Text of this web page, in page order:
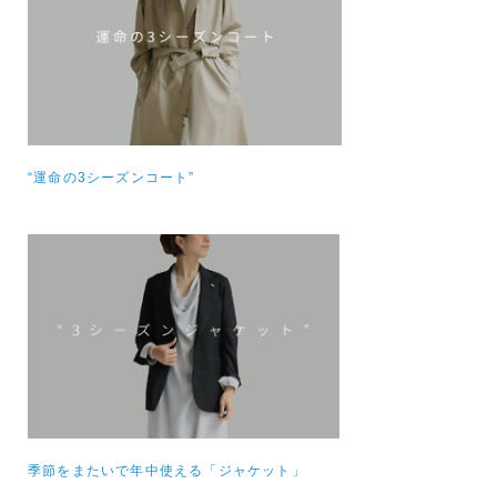
“運命の3シーズンコート”
季節をまたいで年中使える「ジャケット」